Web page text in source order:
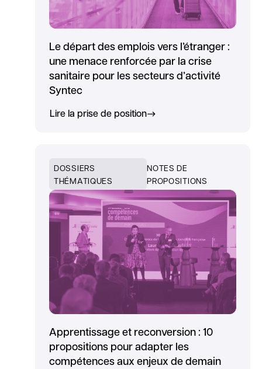
Le départ des emplois vers l’étranger :
une menace renforcée par la crise
sanitaire pour les secteurs d’activité
Syntec
Lire la prise de position
DOSSIERS
THÉMATIQUES
NOTES DE
PROPOSITIONS
Apprentissage et reconversion : 10
propositions pour adapter les
compétences aux enjeux de demain